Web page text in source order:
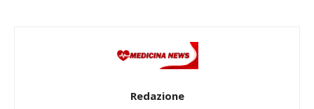
Redazione